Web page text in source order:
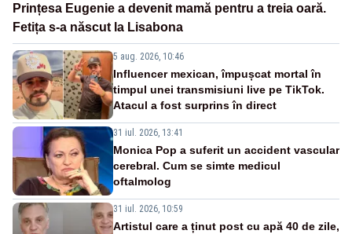
Prințesa Eugenie a devenit mamă pentru a treia oară.
Fetița s-a născut la Lisabona
5 aug. 2026, 10:46
Influencer mexican, împușcat mortal în
timpul unei transmisiuni live pe TikTok.
Atacul a fost surprins în direct
31 iul. 2026, 13:41
Monica Pop a suferit un accident vascular
cerebral. Cum se simte medicul
oftalmolog
31 iul. 2026, 10:59
Artistul care a ținut post cu apă 40 de zile,